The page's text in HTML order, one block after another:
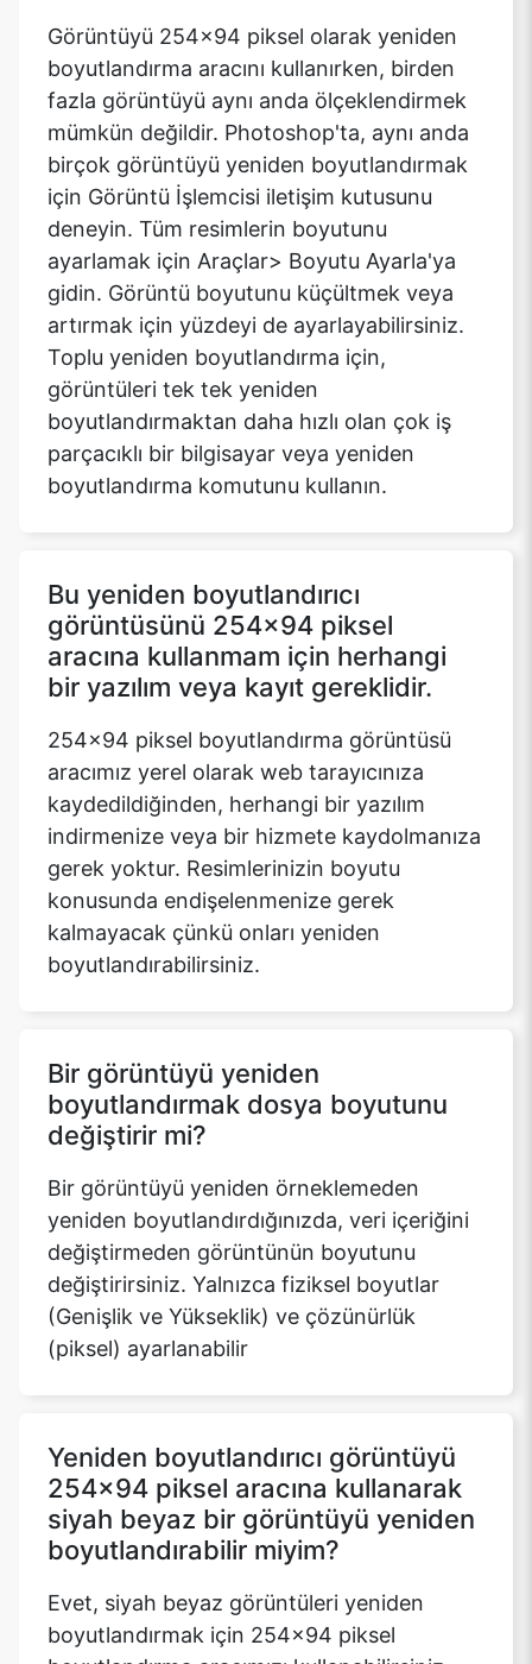
Görüntüyü 254x94 piksel olarak yeniden
boyutlandırma aracını kullanırken, birden
fazla görüntüyü aynı anda ölçeklendirmek
mümkün değildir. Photoshop'ta, aynı anda
birçok görüntüyü yeniden boyutlandırmak
için Görüntü İşlemcisi iletişim kutusunu
deneyin. Tüm resimlerin boyutunu
ayarlamak için Araçlar> Boyutu Ayarla'ya
gidin. Görüntü boyutunu küçültmek veya
artırmak için yüzdeyi de ayarlayabilirsiniz.
Toplu yeniden boyutlandırma için,
görüntüleri tek tek yeniden
boyutlandırmaktan daha hızlı olan çok iş
parçacıklı bir bilgisayar veya yeniden
boyutlandırma komutunu kullanın.
Bu yeniden boyutlandırıcı
görüntüsünü 254x94 piksel
aracına kullanmam için herhangi
bir yazılım veya kayıt gereklidir.
254x94 piksel boyutlandırma görüntüsü
aracımız yerel olarak web tarayıcınıza
kaydedildiğinden, herhangi bir yazılım
indirmenize veya bir hizmete kaydolmanıza
gerek yoktur. Resimlerinizin boyutu
konusunda endişelenmenize gerek
kalmayacak çünkü onları yeniden
boyutlandırabilirsiniz.
Bir görüntüyü yeniden
boyutlandırmak dosya boyutunu
değiştirir mi?
Bir görüntüyü yeniden örneklemeden
yeniden boyutlandırdığınızda, veri içeriğini
değiştirmeden görüntünün boyutunu
değiştirirsiniz. Yalnızca fiziksel boyutlar
(Genişlik ve Yükseklik) ve çözünürlük
(piksel) ayarlanabilir
Yeniden boyutlandırıcı görüntüyü
254x94 piksel aracına kullanarak
siyah beyaz bir görüntüyü yeniden
boyutlandırabilir miyim?
Evet, siyah beyaz görüntüleri yeniden
boyutlandırmak için 254x94 piksel